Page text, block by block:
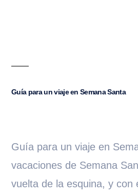
Guía para un viaje en Semana Santa
Guía para un viaje en
vacaciones de Semana
vuelta de la esquina, y con